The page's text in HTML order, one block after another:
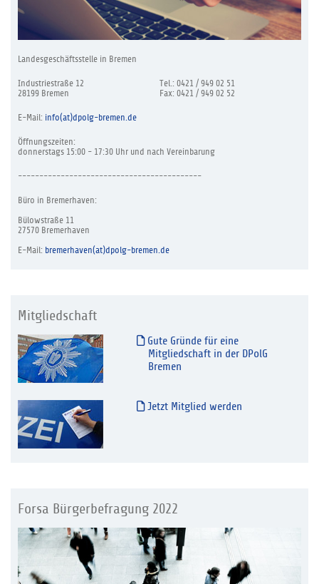
Landesgeschäftsstelle in Bremen
Industriestraße 12
28199 Bremen
Tel.: 0421 / 949 02 51
Fax: 0421 / 949 02 52
E-Mail: info(at)dpolg-bremen.de
Öffnungszeiten:
donnerstags 15:00 - 17:30 Uhr und nach Vereinbarung
-------------------------------------------
Büro in Bremerhaven:
Bülowstraße 11
27570 Bremerhaven
E-Mail: bremerhaven(at)dpolg-bremen.de
Mitgliedschaft
Gute Gründe für eine
Mitgliedschaft in der DPolG
Bremen
Jetzt Mitglied werden
Forsa Bürgerbefragung 2022